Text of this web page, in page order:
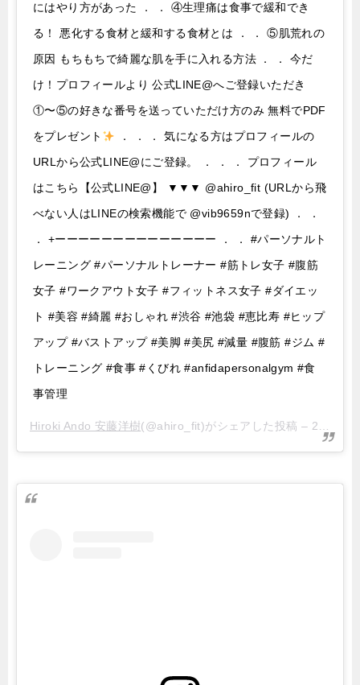
にはやり方があった ． ． ④生理痛は食事で緩和でき
る！ 悪化する食材と緩和する食材とは ． ． ⑤肌荒れの
原因 もちもちで綺麗な肌を手に入れる方法 ． ． 今だ
け！プロフィールより 公式LINE@へご登録いただき
①〜⑤の好きな番号を送っていただけ方のみ 無料でPDF
をプレゼント
． ． ． 気になる方はプロフィールの
URLから公式LINE@にご登録。 ． ． ． プロフィール
はこちら【公式LINE@】 ▼▼▼ @ahiro_fit (URLから飛
べない人はLINEの検索機能で @vib9659nで登録) ． ．
． +ーーーーーーーーーーーーーー ． ． #パーソナルト
レーニング #パーソナルトレーナー #筋トレ女子 #腹筋
女子 #ワークアウト女子 #フィットネス女子 #ダイエッ
ト #美容 #綺麗 #おしゃれ #渋谷 #池袋 #恵比寿 #ヒップ
アップ #バストアップ #美脚 #美尻 #減量 #腹筋 #ジム #
トレーニング #食事 #くびれ #anfidapersonalgym #食
事管理
Hiroki Ando 安藤洋樹 (@ahiro_fit)がシェアした投稿 – 2019年 6月月1日午前12時27分PDT